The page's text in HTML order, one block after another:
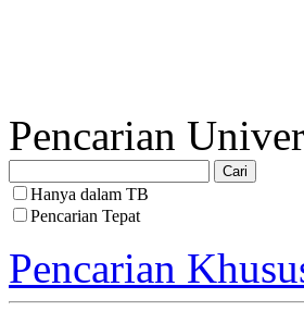
Pencarian
Hanya dalam TB
Pencarian Tepat
Pencarian